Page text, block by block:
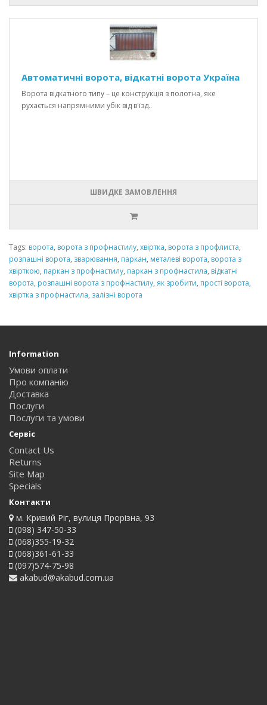
Автоматичні ворота, відкатні ворота Україна
Ворота відкатного типу – це конструкція з полотна, яке
рухається напрямними убік від в'їзд..
ШВИДКЕ ЗАМОВЛЕННЯ
Tags: ворота, ворота з профнастилу, хвіртка, ворота з профлиста,
розпашні ворота, зварювання, паркан, металеві ворота, ворота з
хвірткою, паркан з профнастилу, паркан з профнастила, відкатні
ворота, розпашні ворота з профнастилу, як зробити, прості ворота,
хвіртка з профнастила, залізні ворота
Information
Умови оплати
Про компанію
Доставка
Послуги
Послуги та умови
Сервіс
Contact Us
Returns
Site Map
Specials
Контакти
м. Кривий Ріг, вулиця Прорізна, 93
(098) 347-50-33
(068)355-19-32
(068)361-61-33
(097)574-75-98
akabud@akabud.com.ua